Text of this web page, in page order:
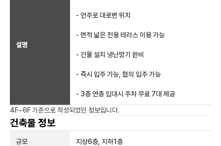
설명
- 언주로 대로변 위치
- 면적 넓은 전용 테라스 이용 가능
- 건물 설치 냉난방기 완비
- 즉시 입주 가능, 협의 입주 가능
- 3층 연층 임대시 주차 무료 7대 제공
4F~6F 기준으로 작성되었던 정보입니다.
건축물 정보
규모 지상6층, 지하1층